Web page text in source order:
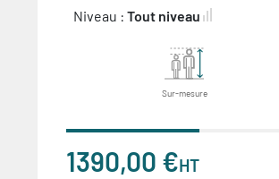
Niveau : Tout niveau
Sur-mesure
1390,00 €HT